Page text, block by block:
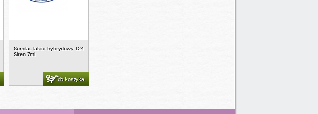
Semilac lakier hybrydowy 124
Siren 7ml
do koszyka